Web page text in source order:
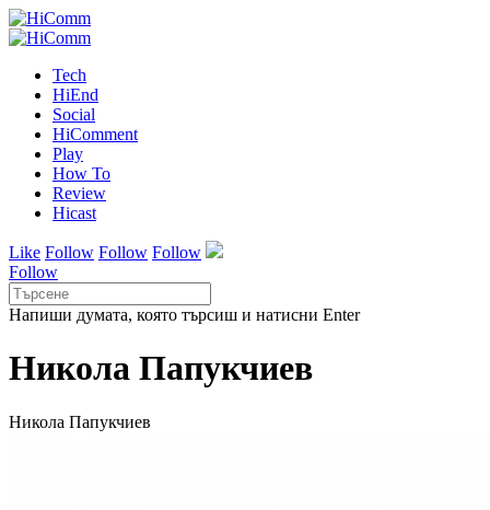
Tech
HiEnd
Social
HiComment
Play
How To
Review
Hicast
Like Follow Follow Follow
Follow
Напиши думата, която търсиш и натисни Enter
Никола Папукчиев
Никола Папукчиев